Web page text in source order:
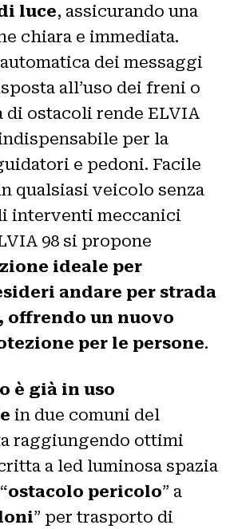
luce, assicurando una
chiara e immediata.
dei messaggi
all’uso dei freni o
di ostacoli rende ELVIA
per la
e pedoni. Facile
qualsiasi veicolo senza
interventi meccanici
98 si propone
ideale per
andare per strada
offrendo un nuovo
per le persone.
è già in uso
in due comuni del
raggiungendo ottimi
a led luminosa spazia
ostacolo pericolo” a
” per trasporto di